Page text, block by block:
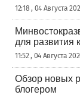
12:18 , 04 Августа
для развития
11:52 , 04 Августа
Обзор новых
блогером